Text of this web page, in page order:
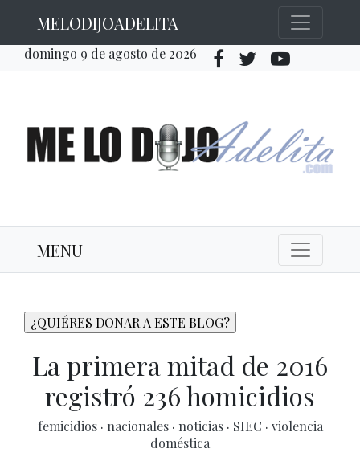
MELODIJOADELITA
domingo 9 de agosto de 2026
MENU
La primera mitad de 2016
registró 236 homicidios
femicidios · nacionales · noticias · SIEC · violencia
doméstica